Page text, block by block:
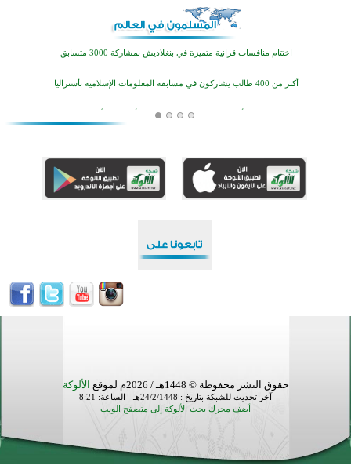
تيسليتش تختتم برنامجا تعليميا لتعزيز القيم وبناء الشخصية للشباب المسلمين
اختتام منافسات قرآنية متميزة في بنغلاديش بمشاركة 3000 متسابق
أكثر من 400 طالب يشاركون في مسابقة المعلومات الإسلامية بأستراليا
افتتاح تاريخي لأول مسجد في بلييفليا بالجبل الأسود منذ أكثر من قرن
أكبر مشروع إسلامي في ريف أستراليا يفتتح أبوابه بعد سنوات من العمل والعطاء
اختتام منافسات قرآنية متميزة في بنغلاديش بمشاركة 3000 متسابق
حقوق النشر محفوظة © 1448هـ / 2026م لموقع الألوكة
آخر تحديث للشبكة بتاريخ : 24/2/1448هـ - الساعة: 8:21
أضف محرك بحث الألوكة إلى متصفح الويب